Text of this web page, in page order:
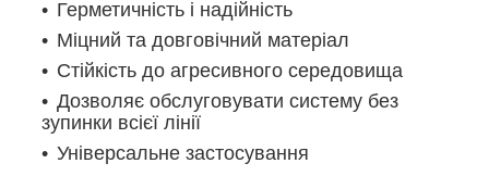
Герметичність і надійність
Міцний та довговічний матеріал
Стійкість до агресивного середовища
Дозволяє обслуговувати систему без
зупинки всієї лінії
Універсальне застосування